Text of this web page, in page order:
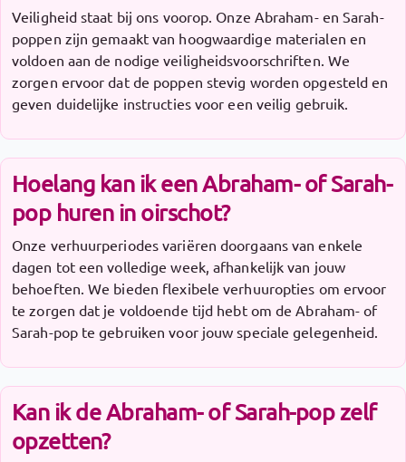
Veiligheid staat bij ons voorop. Onze Abraham- en Sarah-
poppen zijn gemaakt van hoogwaardige materialen en
voldoen aan de nodige veiligheidsvoorschriften. We
zorgen ervoor dat de poppen stevig worden opgesteld en
geven duidelijke instructies voor een veilig gebruik.
Hoelang kan ik een Abraham- of Sarah-
pop huren in oirschot?
Onze verhuurperiodes variëren doorgaans van enkele
dagen tot een volledige week, afhankelijk van jouw
behoeften. We bieden flexibele verhuuropties om ervoor
te zorgen dat je voldoende tijd hebt om de Abraham- of
Sarah-pop te gebruiken voor jouw speciale gelegenheid.
Kan ik de Abraham- of Sarah-pop zelf
opzetten?